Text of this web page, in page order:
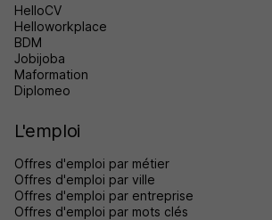
HelloCV
Helloworkplace
BDM
Jobijoba
Maformation
Diplomeo
L'emploi
Offres d'emploi par métier
Offres d'emploi par ville
Offres d'emploi par entreprise
Offres d'emploi par mots clés